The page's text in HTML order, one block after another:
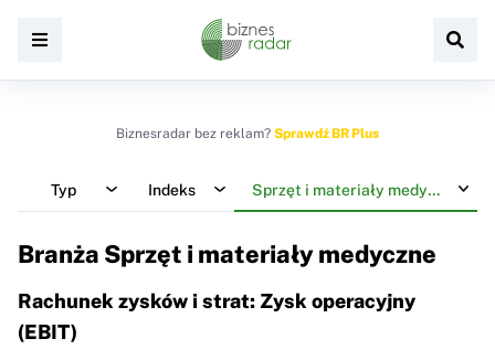
Biznesradar bez reklam? Sprawdź BR Plus
Typ Indeks Sprzęt i materiały medyczne
Branża Sprzęt i materiały medyczne
Rachunek zysków i strat: Zysk operacyjny
(EBIT)